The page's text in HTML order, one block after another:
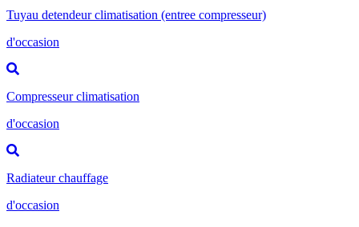
Tuyau detendeur climatisation (entree compresseur)
d'occasion
Compresseur climatisation
d'occasion
Radiateur chauffage
d'occasion